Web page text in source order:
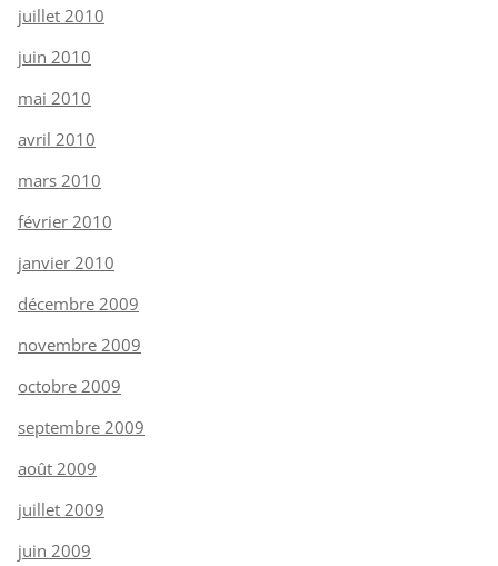
juillet 2010
juin 2010
mai 2010
avril 2010
mars 2010
février 2010
janvier 2010
décembre 2009
novembre 2009
octobre 2009
septembre 2009
août 2009
juillet 2009
juin 2009